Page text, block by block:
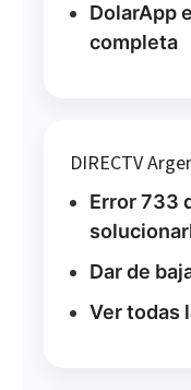
DolarApp
completa
DIRECTV
Error 733
Dar de
Ver todas